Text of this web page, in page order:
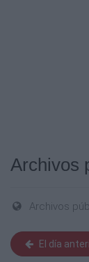
Archivos
Archivos
El día